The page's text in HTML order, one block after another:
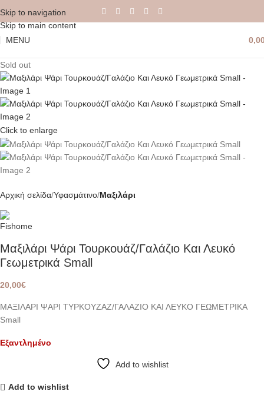
Skip to navigation
Skip to main content
MENU
Sold out
Click to enlarge
Αρχική σελίδα Υφασμάτινο Μαξιλάρι
Μαξιλάρι Ψάρι Τουρκουάζ/Γαλάζιο Και Λευκό
Γεωμετρικά Small
20,00€
ΜΑΞΙΛΑΡΙ ΨΑΡΙ ΤΥΡΚΟΥΖΑΖ/ΓΑΛΑΖΙΟ ΚΑΙ ΛΕΥΚΟ ΓΕΩΜΕΤΡΙΚΑ
Small
Εξαντλημένο
Add to wishlist
Add to wishlist